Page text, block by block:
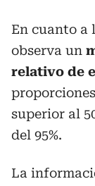
En cuanto a
observa un
relativo de
superior al
del 95%.
La